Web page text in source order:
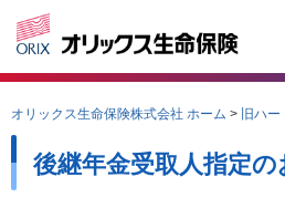
オリックス生命保険株式会社 ホーム > 旧ハ
後継年金受取人指定の